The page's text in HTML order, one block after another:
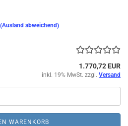
(Ausland abweichend)
1.770,72 EUR
inkl. 19% MwSt. zzgl. Versand
WARENKORB